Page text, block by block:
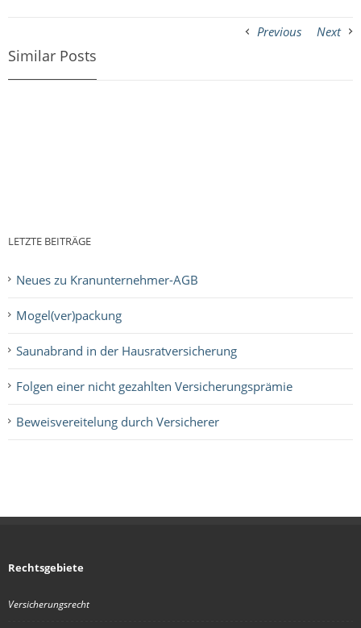
Previous Next
Similar Posts
LETZTE BEITRÄGE
Neues zu Kranunternehmer-AGB
Mogel(ver)packung
Saunabrand in der Hausratversicherung
Folgen einer nicht gezahlten Versicherungsprämie
Beweisvereitelung durch Versicherer
Rechtsgebiete
Versicherungsrecht